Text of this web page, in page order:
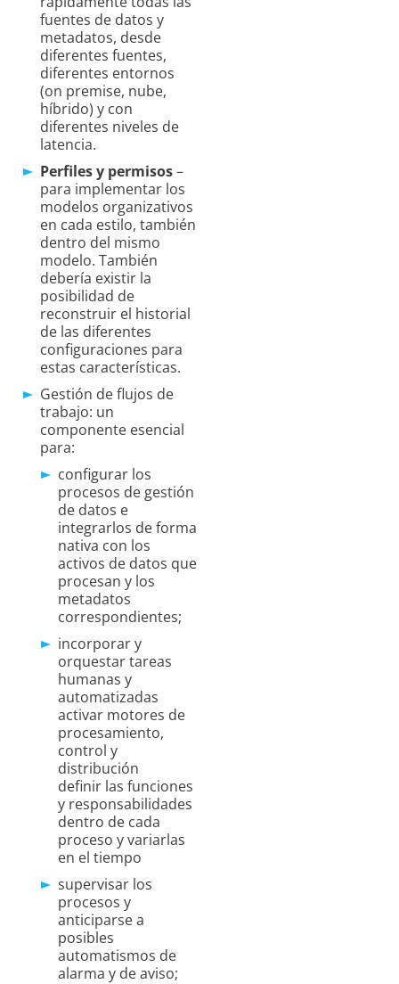
fuentes de datos y
metadatos, desde
diferentes fuentes,
diferentes entornos
(on premise, nube,
híbrido) y con
diferentes niveles de
latencia.
Perfiles y permisos–
para implementar los
modelos organizativos
en cada estilo, también
dentro del mismo
modelo. También
debería existir la
posibilidad de
reconstruir el historial
de las diferentes
configuraciones para
estas características.
Gestión de flujos de
trabajo: un
componente esencial
para:
configurar los
procesos de gestión
de datos e
integrarlos de forma
nativa con los
activos de datos que
procesan y los
metadatos
correspondientes;
incorporar y
orquestar tareas
humanas y
automatizadas
activar motores de
procesamiento,
control y
distribución
definir las funciones
y responsabilidades
dentro de cada
proceso y variarlas
en el tiempo
supervisar los
procesos y
anticiparse a
posibles
automatismos de
alarma y de aviso;